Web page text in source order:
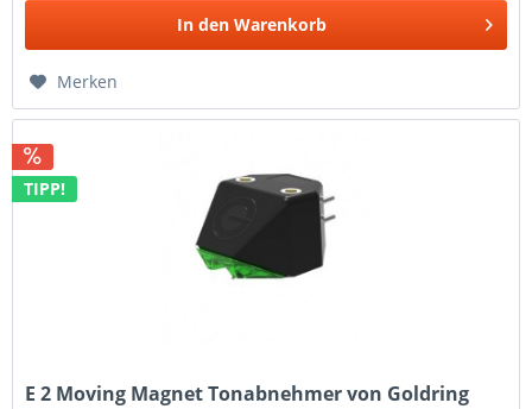
In den Warenkorb
Merken
TIPP!
E 2 Moving Magnet Tonabnehmer von Goldring